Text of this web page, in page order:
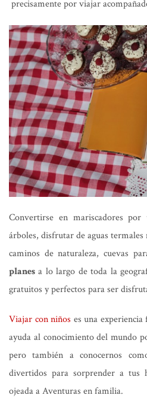
precisamente por viajar
Convertirse en mariscadores
árboles, disfrutar de aguas
caminos de naturaleza, cuevas
planes a lo largo de toda la
gratuitos y perfectos para ser
Viajar con niños es una
ayuda al conocimiento del mundo
pero también a conocernos
divertidos para sorprender a tus
ojeada a Aventuras en familia.